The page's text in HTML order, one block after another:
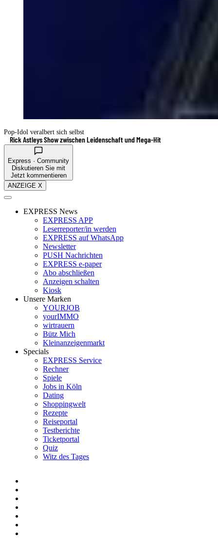
Pop-Idol veralbert sich selbst
Rick Astleys Show zwischen Leidenschaft und Mega-Hit
Express · Community
Diskutieren Sie mit
Jetzt kommentieren
ANZEIGE X
EXPRESS News
EXPRESS APP
Leserreporter/in werden
EXPRESS auf WhatsApp
Newsletter
PUSH Nachrichten
EXPRESS e-paper
Abo abschließen
Anzeigen schalten
Kiosk
Unsere Marken
YOURJOB
yourIMMO
wirtrauern
Bütz Mich
Kleinanzeigenmarkt
Specials
EXPRESS Service
Rechner
Spiele
Jobs in Köln
Dating
Shoppingwelt
Rezepte
Reiseportal
Testberichte
Ticketportal
Quiz
Witz des Tages